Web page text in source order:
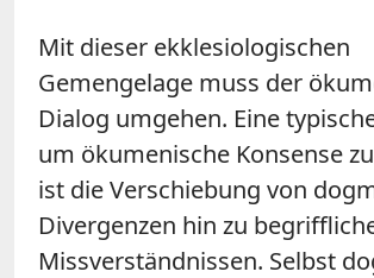
Mit dieser ekklesiologischen
Gemengelage muss der
Dialog umgehen. Eine
um ökumenische Konsense
ist die Verschiebung von
Divergenzen hin zu
Missverständnissen. Selbst